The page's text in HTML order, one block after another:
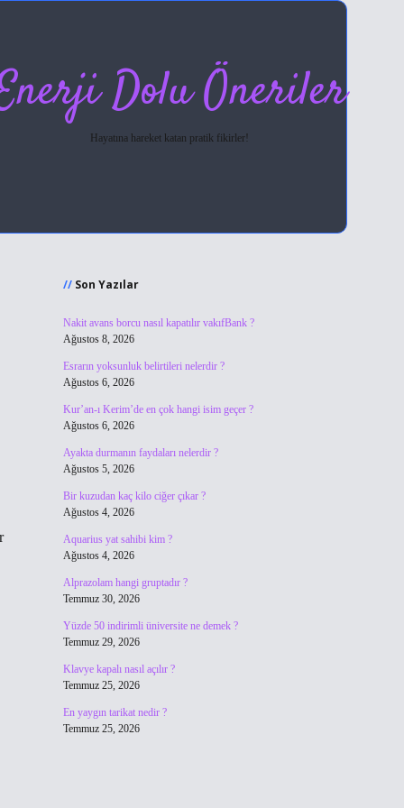
Dolu Öneriler
Hayatına hareket katan pratik fikirler!
Son Yazılar
Nakit avans borcu nasıl kapatılır vakıfBank ?
Ağustos 8, 2026
Esrarın yoksunluk belirtileri nelerdir ?
Ağustos 6, 2026
Kur’an-ı Kerim’de en çok hangi isim geçer ?
Ağustos 6, 2026
Ayakta durmanın faydaları nelerdir ?
Ağustos 5, 2026
Bir kuzudan kaç kilo ciğer çıkar ?
Ağustos 4, 2026
Aquarius yat sahibi kim ?
Ağustos 4, 2026
Alprazolam hangi gruptadır ?
Temmuz 30, 2026
Yüzde 50 indirimli üniversite ne demek ?
Temmuz 29, 2026
Klavye kapalı nasıl açılır ?
Temmuz 25, 2026
En yaygın tarikat nedir ?
Temmuz 25, 2026